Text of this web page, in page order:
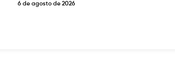
6 de agosto de 2026